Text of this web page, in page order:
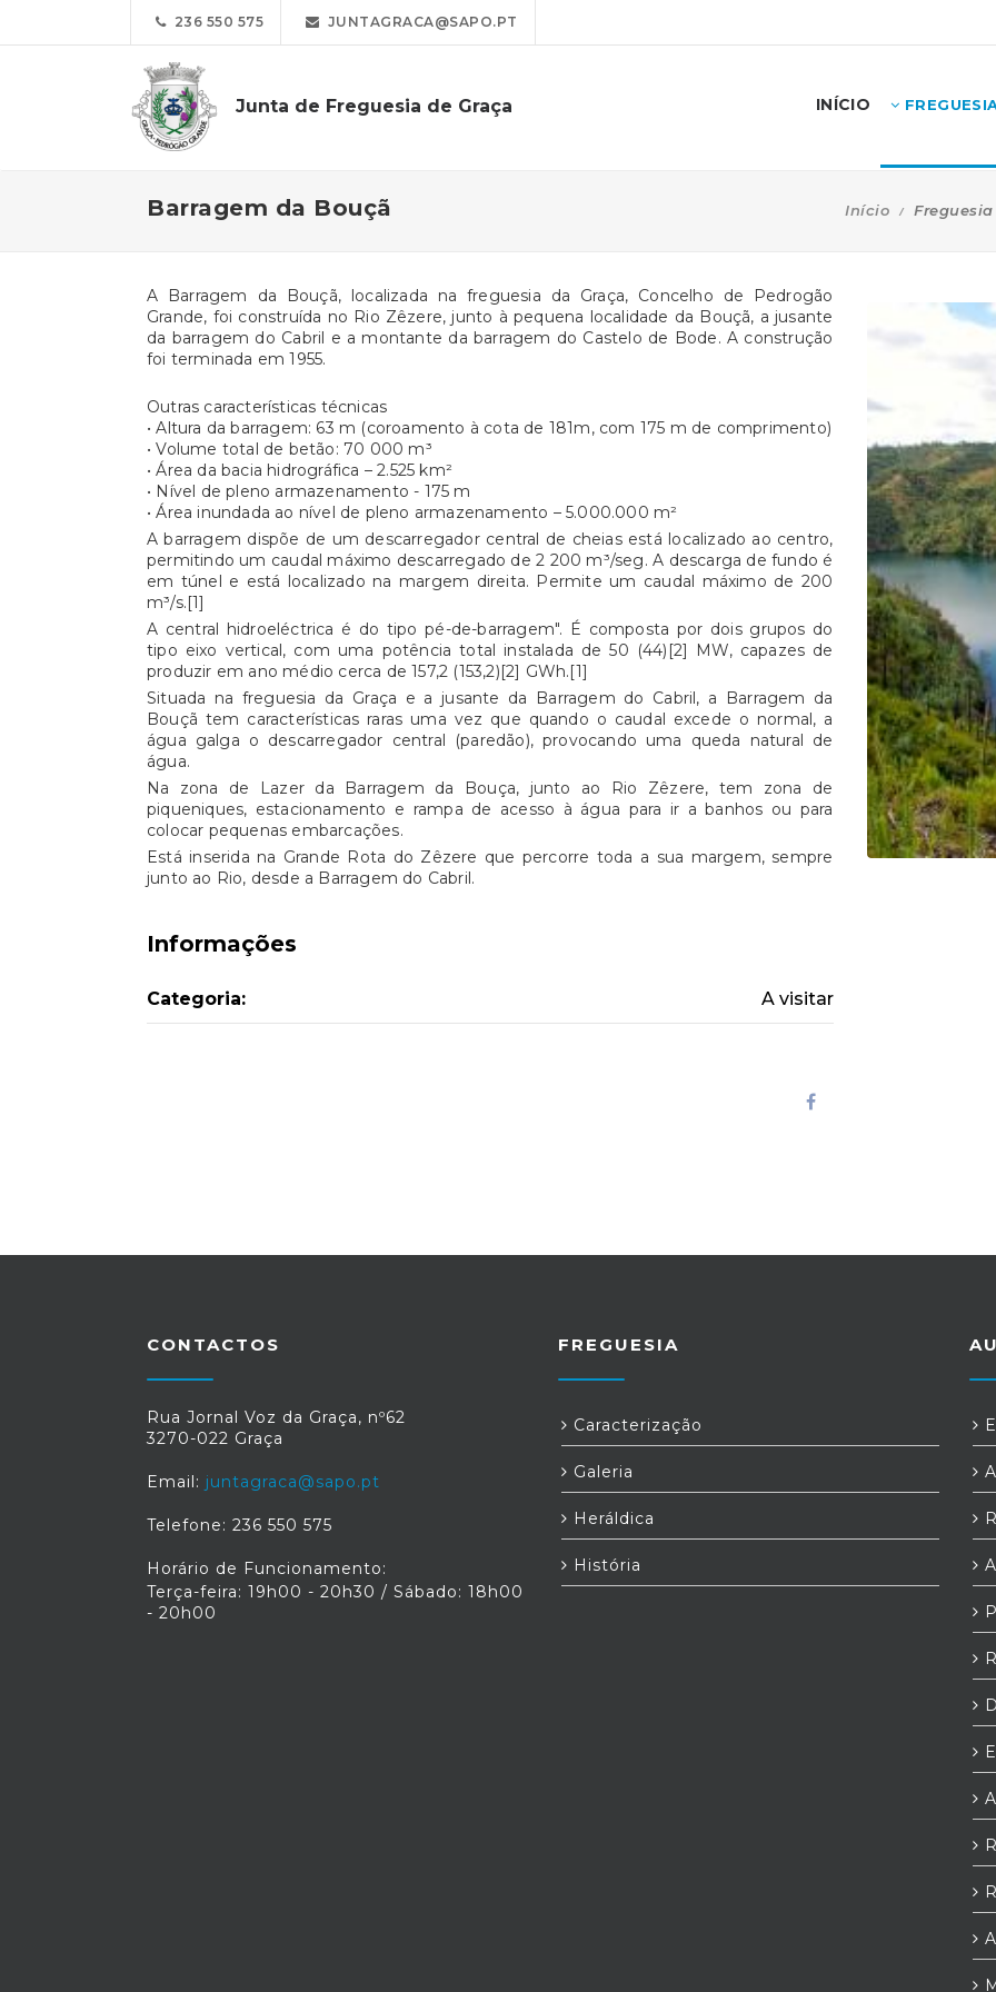
236 550 575 JUNTAGRACA@SAPO.PT
Junta de Freguesia de Graça INÍCIO
Barragem da Bouçã Início Freguesia
A Barragem da Bouçã, localizada na freguesia da Graça, Concelho de Pedrogão
Grande, foi construída no Rio Zêzere, junto à pequena localidade da Bouçã, a jusante
da barragem do Cabril e a montante da barragem do Castelo de Bode. A construção
foi terminada em 1955.
Outras características técnicas
• Altura da barragem: 63 m (coroamento à cota de 181m, com 175 m de comprimento)
• Volume total de betão: 70 000 m³
• Área da bacia hidrográfica – 2.525 km²
• Nível de pleno armazenamento - 175 m
• Área inundada ao nível de pleno armazenamento – 5.000.000 m²
A barragem dispõe de um descarregador central de cheias está localizado ao centro,
permitindo um caudal máximo descarregado de 2 200 m³/seg. A descarga de fundo é
em túnel e está localizado na margem direita. Permite um caudal máximo de 200
m³/s.[1]
A central hidroeléctrica é do tipo pé-de-barragem". É composta por dois grupos do
tipo eixo vertical, com uma potência total instalada de 50 (44)[2] MW, capazes de
produzir em ano médio cerca de 157,2 (153,2)[2] GWh.[1]
Situada na freguesia da Graça e a jusante da Barragem do Cabril, a Barragem da
Bouçã tem características raras uma vez que quando o caudal excede o normal, a
água galga o descarregador central (paredão), provocando uma queda natural de
água.
Na zona de Lazer da Barragem da Bouça, junto ao Rio Zêzere, tem zona de
piqueniques, estacionamento e rampa de acesso à água para ir a banhos ou para
colocar pequenas embarcações.
Está inserida na Grande Rota do Zêzere que percorre toda a sua margem, sempre
junto ao Rio, desde a Barragem do Cabril.
Informações
Categoria: A visitar
CONTACTOS
Rua Jornal Voz da Graça, nº62
3270-022 Graça
Email: juntagraca@sapo.pt
Telefone: 236 550 575
Horário de Funcionamento:
Terça-feira: 19h00 - 20h30 / Sábado: 18h00
- 20h00
FREGUESIA
Caracterização
Galeria
Heráldica
História